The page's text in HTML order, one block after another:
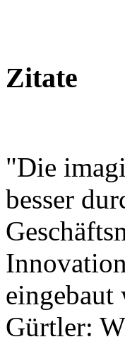
Zitate
"Die
besser
Gürtler: